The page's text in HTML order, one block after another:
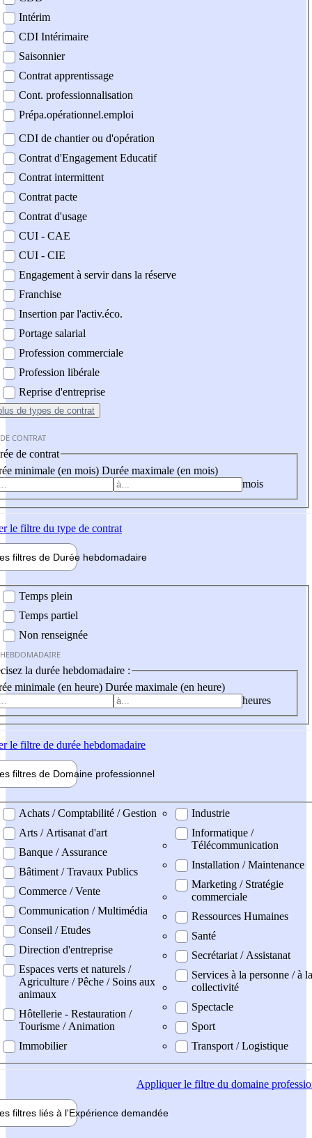
Intérim
CDI Intérimaire
Saisonnier
Contrat apprentissage
Cont. professionnalisation
Prépa.opérationnel.emploi
CDI de chantier ou d'opération
Contrat d'Engagement Educatif
Contrat intermittent
Contrat pacte
Contrat d'usage
CUI - CAE
CUI - CIE
Engagement à servir dans la réserve
Franchise
Insertion par l'activ.éco.
Portage salarial
Profession commerciale
Profession libérale
Reprise d'entreprise
de types de contrat
CONTRAT
de contrat
minimale (en mois) Durée maximale (en mois)
mois
le filtre du type de contrat
filtres de Durée hebdomadaire
Temps plein
Temps partiel
Non renseignée
la durée hebdomadaire :
minimale (en heure) Durée maximale (en heure)
heures
le filtre de durée hebdomadaire
filtres de Domaine professionnel
professionel
Achats / Comptabilité / Gestion
Arts / Artisanat d'art
Banque / Assurance
Bâtiment / Travaux Publics
Commerce / Vente
Communication / Multimédia
Conseil / Etudes
Direction d'entreprise
Espaces verts et naturels /
Agriculture / Pêche / Soins aux
animaux
Hôtellerie - Restauration /
Tourisme / Animation
Immobilier
Industrie
Informatique /
Télécommunication
Installation / Maintenance
Marketing / Stratégie
commerciale
Ressources Humaines
Santé
Secrétariat / Assistanat
Services à la personne / à la
collectivité
Spectacle
Sport
Transport / Logistique
Appliquerle filtre du domaine
filtres liés à l'Expérience demandée